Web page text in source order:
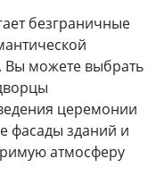
безграничные
Вы можете выбрать
церемонии
фасады зданий и
атмосферу